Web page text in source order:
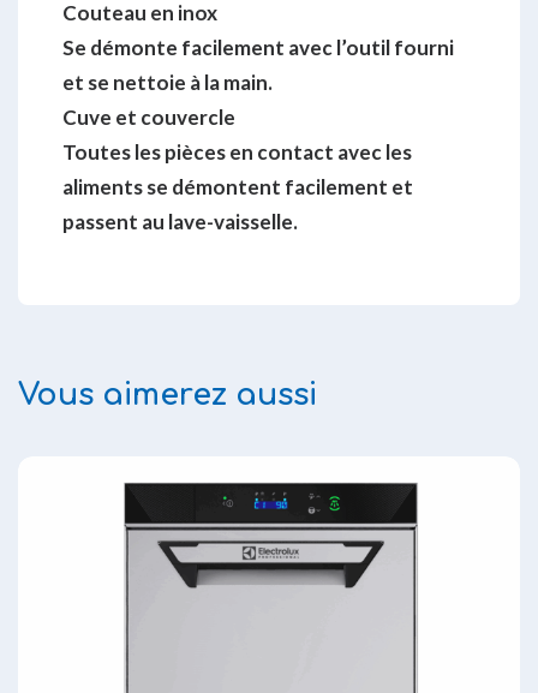
Couteau en inox
Se démonte facilement avec l’outil fourni
et se nettoie à la main.
Cuve et couvercle
Toutes les pièces en contact avec les
aliments se démontent facilement et
passent au lave-vaisselle.
Vous aimerez aussi